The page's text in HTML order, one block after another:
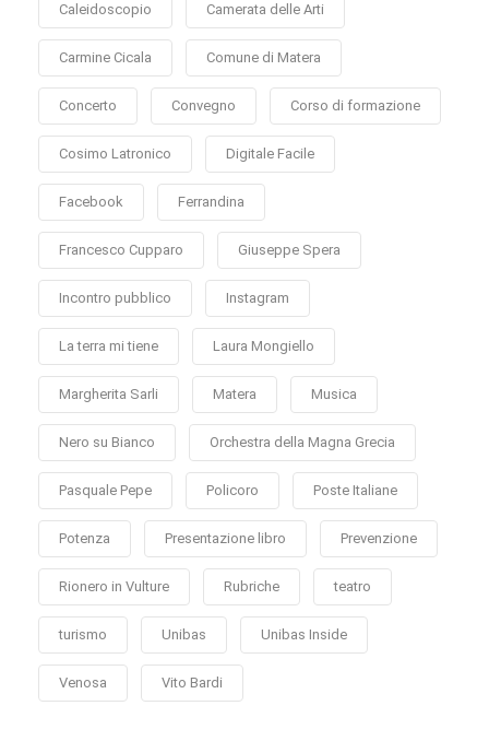
Caleidoscopio Camerata delle Arti
Carmine Cicala Comune di Matera
Concerto Convegno Corso di formazione
Cosimo Latronico Digitale Facile
Facebook Ferrandina
Francesco Cupparo Giuseppe Spera
Incontro pubblico Instagram
La terra mi tiene Laura Mongiello
Margherita Sarli Matera Musica
Nero su Bianco Orchestra della Magna Grecia
Pasquale Pepe Policoro Poste Italiane
Potenza Presentazione libro Prevenzione
Rionero in Vulture Rubriche teatro
turismo Unibas Unibas Inside
Venosa Vito Bardi